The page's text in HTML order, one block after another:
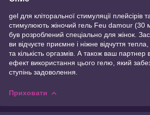
gel для кліторальної стимуляції плейсірів
стимулюють жіночий гель Feu damour (30
був розроблений спеціально для жінок.
ви відчуєте приємне і ніжне відчуття
та кількість оргазмів. А також ваш партнер
ефект використання цього гелю, який
ступінь задоволення.
Приховати